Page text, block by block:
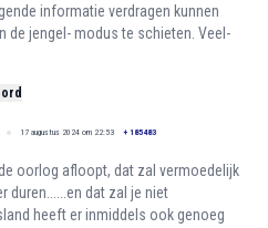
informatie verdragen kunnen
de jengel- modus te schieten. Veel-
17 augustus 2024 om 22:53 + 185483
oorlog afloopt, dat zal vermoedelijk
duren......en dat zal je niet
heeft er inmiddels ook genoeg